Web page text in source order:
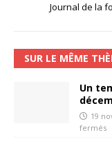
Journal de la
SUR LE MÊME
Un
19
fermés